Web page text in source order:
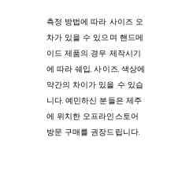
측정 방법에 따라 사이즈 오
차가 있을 수 있으며 핸드메
이드 제품의 경우 제작시기
에 따라 쉐입, 사이즈, 색상에
약간의 차이가 있을 수 있습
니다. 예민하신 분들은 제주
에 위치한 오프라인스토어
방문 구매를 권장드립니다.